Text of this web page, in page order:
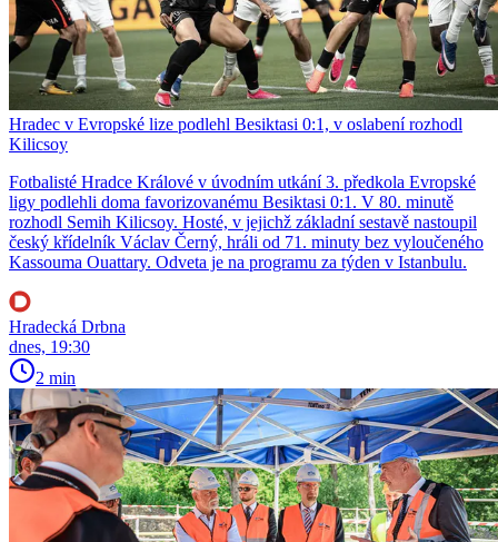
Hradec v Evropské lize podlehl Besiktasi 0:1, v oslabení rozhodl
Kilicsoy
Fotbalisté Hradce Králové v úvodním utkání 3. předkola Evropské
ligy podlehli doma favorizovanému Besiktasi 0:1. V 80. minutě
rozhodl Semih Kilicsoy. Hosté, v jejichž základní sestavě nastoupil
český křídelník Václav Černý, hráli od 71. minuty bez vyloučeného
Kassouma Ouattary. Odveta je na programu za týden v Istanbulu.
Hradecká Drbna
dnes, 19:30
2 min